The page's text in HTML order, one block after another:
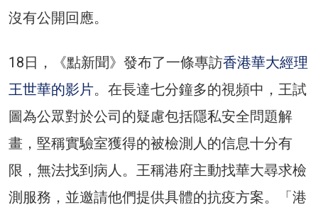
沒有公開回應。
18日，《點新聞》發布了一條專訪香港華大經理
王世華的影片。在長達七分鐘多的視頻中，王試
圖為公眾對於公司的疑慮包括隱私安全問題解
畫，堅稱實驗室獲得的被檢測人的信息十分有
限，無法找到病人。王稱港府主動找華大尋求檢
測服務，並邀請他們提供具體的抗疫方案。「港